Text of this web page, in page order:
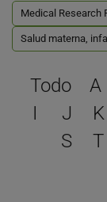
Medical Research
Salud materna,
Todo A
I
J K
S
T